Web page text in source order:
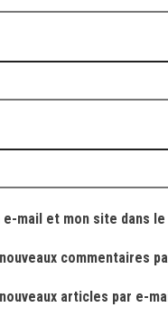
mail et mon site dans
commentaires
articles par e-